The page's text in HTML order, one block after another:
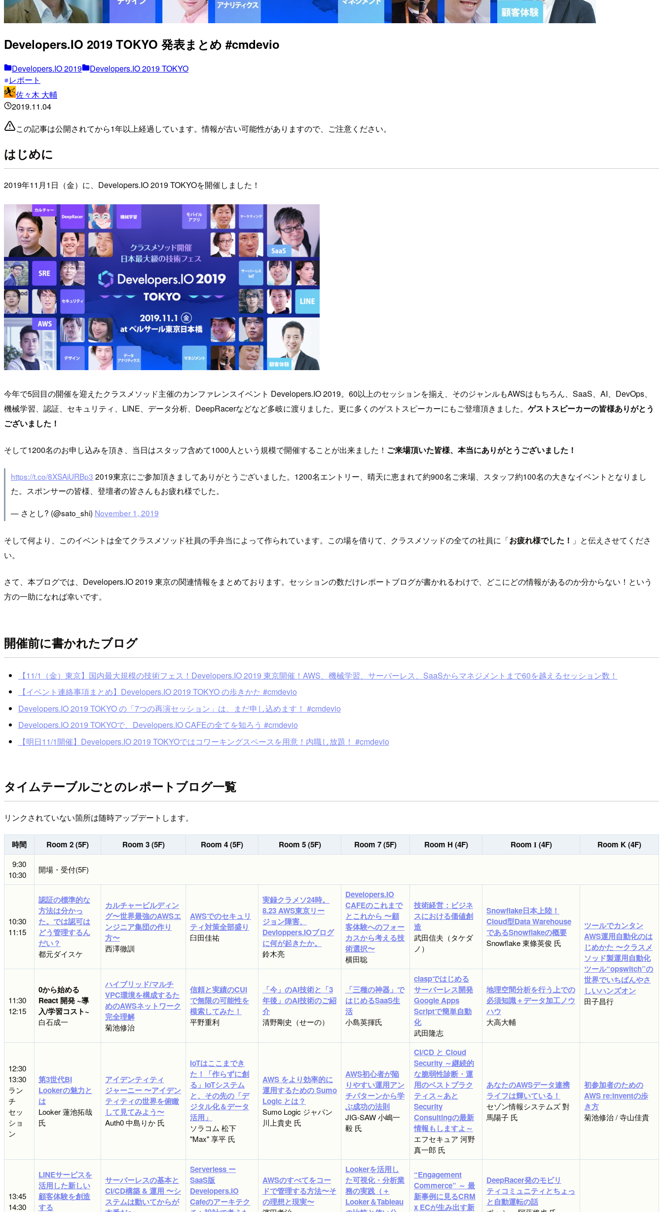
Developers.IO 2019 TOKYO 発表まとめ #cmdevio
Developers.IO 2019
Developers.IO 2019 TOKYO
レポート
佐々木 大輔
2019.11.04
この記事は公開されてから1年以上経過しています。情報が古い可能性がありますので、ご注意ください。
はじめに
2019年11月1日（金）に、Developers.IO 2019 TOKYOを開催しました！
今年で5回目の開催を迎えたクラスメソッド主催のカンファレンスイベント Developers.IO 2019。60以上のセッションを揃え、そのジャンルもAWSはもちろん、SaaS、AI、DevOps、
機械学習、認証、セキュリティ、LINE、データ分析、DeepRacerなどなど多岐に渡りました。更に多くのゲストスピーカーにもご登壇頂きました。 ゲストスピーカーの皆様ありがとう
ございました！
そして1200名のお申し込みを頂き、当日はスタッフ含めて1000人という規模で開催することが出来ました！ ご来場頂いた皆様、本当にありがとうございました！
https://t.co/8XSAiURBp3 2019東京にご参加頂きましてありがとうございました。1200名エントリー、晴天に恵まれて約900名ご来場、スタッフ約100名の大きなイベントとなりまし
た。スポンサーの皆様、登壇者の皆さんもお疲れ様でした。
— さとし? (@sato_shi) November 1, 2019
そして何より、このイベントは全てクラスメソッド社員の手弁当によって作られています。この場を借りて、クラスメソッドの全ての社員に「お疲れ様でした！ 」と伝えさせてくださ
い。
さて、本ブログでは、Developers.IO 2019 東京の関連情報をまとめております。セッションの数だけレポートブログが書かれるわけで、どこにどの情報があるのか分からない！という
方の一助になれば幸いです。
開催前に書かれたブログ
【11/1（金）東京】国内最大規模の技術フェス！Developers.IO 2019 東京開催！AWS、機械学習、サーバーレス、SaaSからマネジメントまで60を越えるセッション数！
【イベント連絡事項まとめ】Developers.IO 2019 TOKYO の歩きかた #cmdevio
Developers.IO 2019 TOKYO の「7つの再演セッション」は、まだ申し込めます！ #cmdevio
Developers.IO 2019 TOKYOで、Developers.IO CAFEの全てを知ろう #cmdevio
【明日11/1開催】Developers.IO 2019 TOKYOではコワーキングスペースを用意！内職し放題！ #cmdevio
タイムテーブルごとのレポートブログ一覧
リンクされていない箇所は随時アップデートします。
時間 Room 2 (5F) Room 3 (5F) Room 4 (5F) Room 5 (5F) Room 7 (5F) Room H (4F) Room I(4F) Room K (4F)
9:30
10:30
開場・受付(5F)
10:30
11:15
認証の標準的な
方法は分かっ
た。では認可は
どう管理するん
だい？
都元ダイスケ
カルチャービルディン
グ〜世界最強のAWSエ
ンジニア集団の作り
方〜
西澤徹訓
AWSでのセキュリ
ティ対策全部盛り
臼田佳祐
実録クラメソ24時。
8.23 AWS東京リー
ジョン障害、
Devloppers.IOブログ
に何が起きたか。
鈴木亮
Developers.IO
CAFEのこれまで
とこれから 〜顧
客体験へのフォー
カスから考える技
術選択〜
横田聡
技術経営：ビジネ
スにおける価値創
造
武田信夫（タケダ
ノ）
Snowflake日本上陸！
Cloud型Data Warehouse
であるSnowflakeの概要
Snowflake 東條英俊 氏
ツールでカンタン
AWS運用自動化のは
じめかた 〜クラスメ
ソッド製運用自動化
ツール“opswitch”の
世界でいちばんやさ
しいハンズオン
田子昌行
11:30
12:15
0から始める
React 開発 ~導
入/学習コスト~
白石成一
ハイブリッド/マルチ
VPC環境を構成するた
めのAWSネットワーク
完全理解
菊池修治
信頼と実績のCUI
で無限の可能性を
模索してみた！
平野重利
「今」のAI技術と「3
年後」のAI技術のご紹
介
清野剛史（せーの）
「三種の神器」で
はじめるSaaS生
活
小島英揮氏
claspではじめる
サーバーレス開発
Google Apps
Scriptで簡単自動
化
武田隆志
地理空間分析を行う上での
必須知識＋データ加工ノウ
ハウ
大高大輔
12:30
13:30
ラン
チ
セッ
ショ
ン
第3世代BI
Lookerの魅力と
は
Looker 蓮池拓哉
氏
アイデンティティ
ジャーニー 〜アイデン
ティティの世界を俯瞰
して見てみよう〜
Auth0 中島りか 氏
IoTはここまでき
た！「作らずに創
る」IoTシステム
と、その先の「デ
ジタル化＆データ
活用」
ソラコム 松下
"Max" 享平 氏
AWS をより効率的に
運用するための Sumo
Logic とは？
Sumo Logic ジャパン
川上貴史 氏
AWS初心者が陥
りやすい運用アン
チパターンから学
ぶ成功の法則
JIG-SAW 小嶋一
毅 氏
CI/CD と Cloud
Security ～継続的
な脆弱性診断・運
用のベストプラク
ティス～あと
Security
Consultingの最新
情報もしますよ～
エフセキュア 河野
真一郎 氏
あなたのAWSデータ連携
ライフは輝いている！
セゾン情報システムズ 對
馬陽子 氏
初参加者のための
AWS re:inventの歩
き方
菊池修治 / 寺山佳貴
13:45
14:30
LINEサービスを
活用した新しい
顧客体験を創造
する
サーバーレスの基本と
CI/CD構築 & 運用 〜シ
ステムは動いてからが
Serverless ー
SaaS版
Developers.IO
Cafeのアーキテク
AWSのすべてをコー
ドで管理する方法〜そ
の理想と現実〜
Lookerを活用し
た可視化・分析業
務の実践（＋
Looker＆Tableau
“Engagement
Commerce” ～ 最
新事例に見るCRM
x ECが生み出す新
DeepRacer発のモビリ
ティコミュニティとちょっ
と自動運転の話